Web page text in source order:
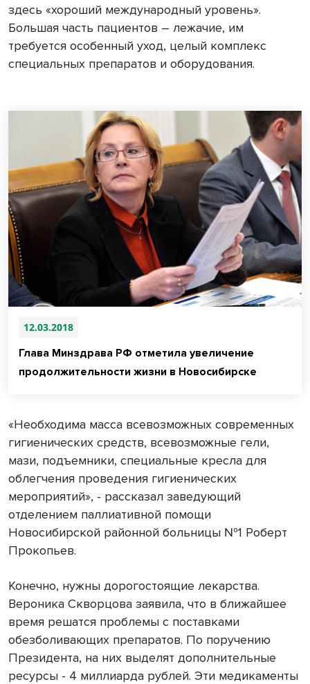
здесь «хороший международный уровень».
Большая часть пациентов – лежачие, им
требуется особенный уход, целый комплекс
специальных препаратов и оборудования.
12.03.2018
Глава Минздрава РФ отметила увеличение
продолжительности жизни в Новосибирске
«Необходима масса всевозможных современных
гигиенических средств, всевозможные гели,
мази, подъемники, специальные кресла для
облегчения проведения гигиенических
мероприятий», - рассказал заведующий
отделением паллиативной помощи
Новосибирской районной больницы №1 Роберт
Прокопьев.
Конечно, нужны дорогостоящие лекарства.
Вероника Скворцова заявила, что в ближайшее
время решатся проблемы с поставками
обезболивающих препаратов. По поручению
Президента, на них выделят дополнительные
ресурсы - 4 миллиарда рублей. Эти медикаменты